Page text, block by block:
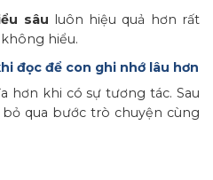
sâu luôn hiệu quả hơn rất
hiểu.
đọc để con ghi nhớ lâu hơn
hơn khi có sự tương tác. Sau
qua bước trò chuyện cùng